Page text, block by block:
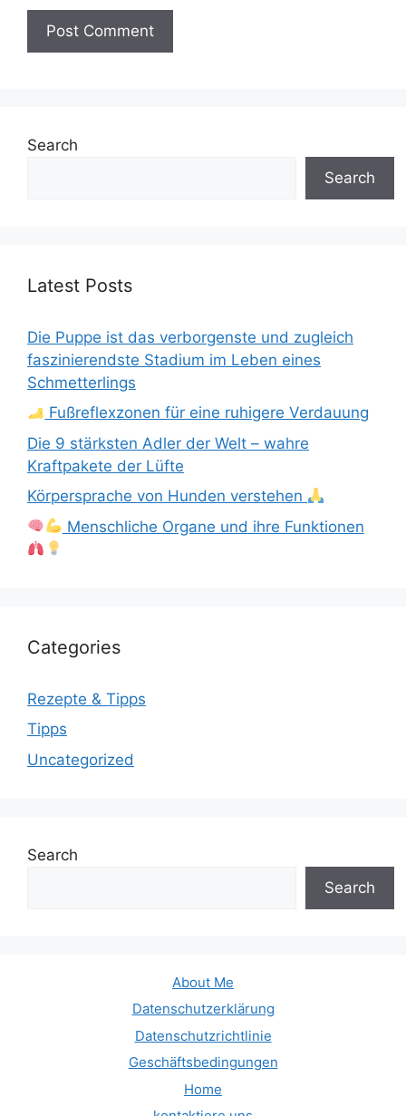
Search
Search
Latest Posts
Die Puppe ist das verborgenste und zugleich
faszinierendste Stadium im Leben eines
Schmetterlings
Fußreflexzonen für eine ruhigere Verdauung
Die 9 stärksten Adler der Welt – wahre
Kraftpakete der Lüfte
Körpersprache von Hunden verstehen
Menschliche Organe und ihre Funktionen
Categories
Rezepte & Tipps
Tipps
Uncategorized
Search
Search
About Me
Datenschutzerklärung
Datenschutzrichtlinie
Geschäftsbedingungen
Home